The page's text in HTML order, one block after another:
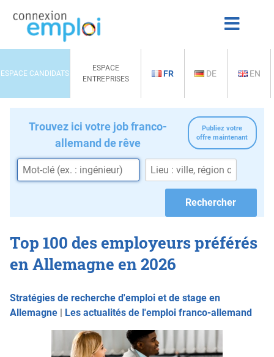
ESPACE CANDIDATS
ESPACE
ENTREPRISES
FR DE EN
Publiez votre
offre maintenant
Trouvez ici votre job franco-
allemand de rêve
Top 100 des employeurs préférés
en Allemagne en 2026
Stratégies de recherche d'emploi et de stage en
Allemagne | Les actualités de l'emploi franco-allemand